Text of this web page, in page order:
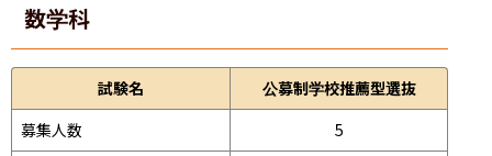
数学科
試験名
公募制学校推薦型選抜
募集人数
5